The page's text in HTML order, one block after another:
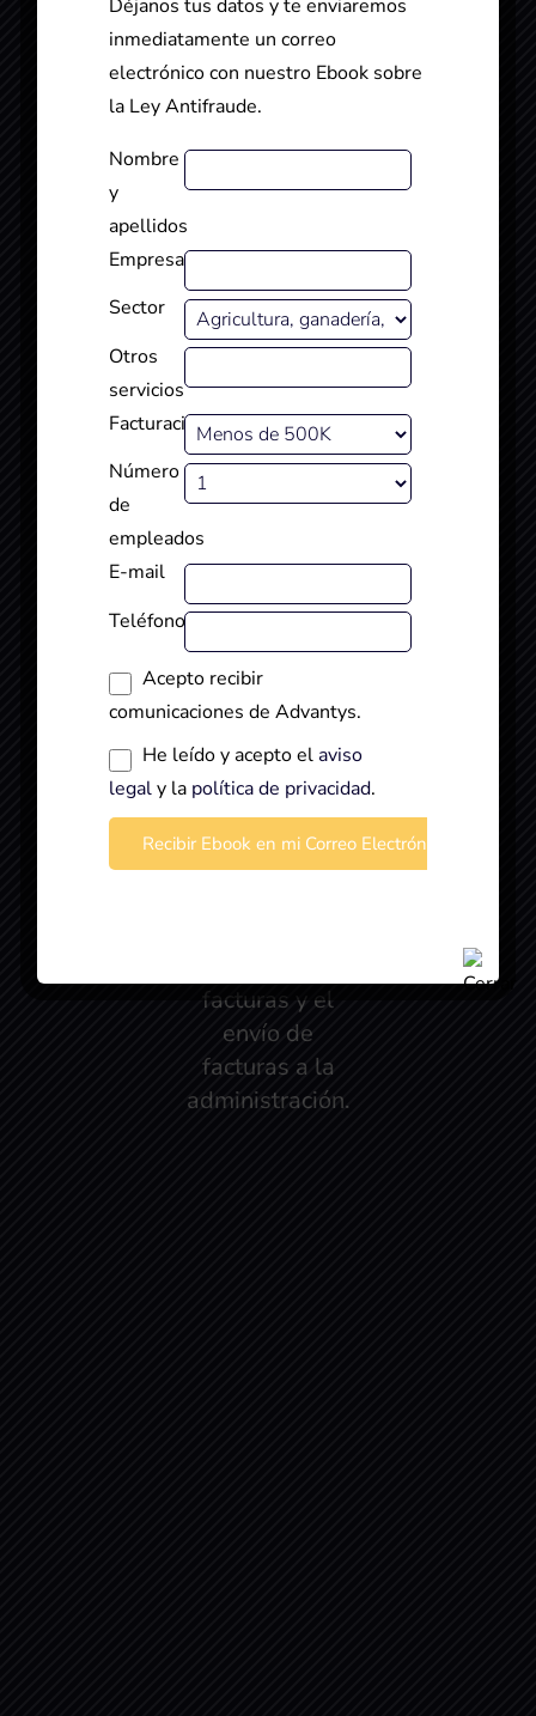
Inicia el curso y
minutos las
claves de la
Antifraude,
conocerás las
respuestas
¿Cómo? y
¿Cuándo? de
esta nueva Ley
y verás temas
cambios en el
límite de pago
porcentajes
adicionales de
imposibilidad
de retraso en
el periodo
ejecutivo, la
facturas y el
envío de
facturas a la
administración.
Déjanos tus datos y te enviaremos
inmediatamente un correo
electrónico con nuestro Ebook sobre
la Ley Antifraude.
Nombre
y
apellidos
Empresa
Sector
Otros
servicios
Facturación
Número
de
empleados
E-mail
Teléfono
Acepto recibir
comunicaciones de Advantys.
He leído y acepto elaviso
legaly la política de privacidad.